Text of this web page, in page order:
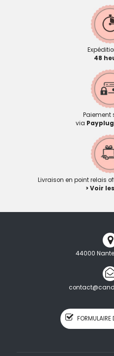
48
Paiement
via
Livraison en point relais
> Voir
44000
FORMULAIRE